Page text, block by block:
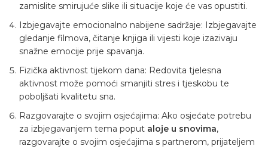
zamislite smirujuće slike ili situacije koje će vas opustiti.
Izbjegavajte emocionalno nabijene sadržaje: Izbjegavajte
gledanje filmova, čitanje knjiga ili vijesti koje izazivaju
snažne emocije prije spavanja.
Fizička aktivnost tijekom dana: Redovita tjelesna
aktivnost može pomoći smanjiti stres i tjeskobu te
poboljšati kvalitetu sna.
Razgovarajte o svojim osjećajima: Ako osjećate potrebu
za izbjegavanjem tema poput aloje u snovima,
razgovarajte o svojim osjećajima s partnerom, prijateljem